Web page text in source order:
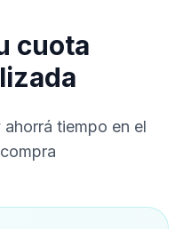
cuota
tiempo en el